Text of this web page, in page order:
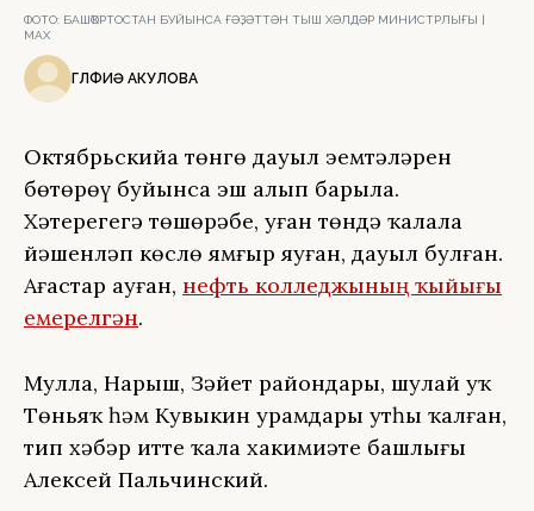
ФОТО: БАШҠОРТОСТАН БУЙЫНСА ҒӘҘӘТТӘН ТЫШ ХӘЛДӘР МИНИСТРЛЫҒЫ |
МАХ
ГӨЛФИӘ АКУЛОВА
Октябрьскийҙа төнгө дауыл эҙемтәләрен
бөтөрөү буйынса эш алып барыла.
Хәтерегеҙгә төшөрәбеҙ, уҙған төндә ҡалала
йәшенләп көслө ямғыр яуған, дауыл булған.
Ағастар ауған, нефть колледжының ҡыйығы
емерелгән.
Мулла, Нарыш, Зәйет райондары, шулай уҡ
Төньяҡ һәм Кувыкин урамдары утһыҙ ҡалған,
тип хәбәр итте ҡала хакимиәте башлығы
Алексей Пальчинский.